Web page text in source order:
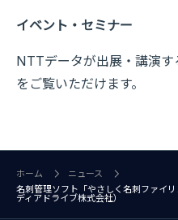
イベント・セミナー
NTTデータが出展・講演
をご覧いただけます。
ホーム
ニュース
名刺管理ソフト「やさしく名刺ファイ
ディアドライブ株式会社）